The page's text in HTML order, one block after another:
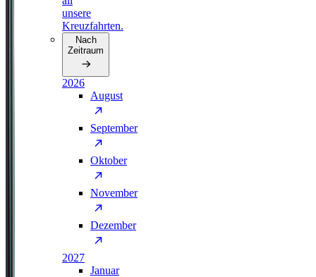
unsere
Kreuzfahrten.
Nach
Zeitraum
2026
August
September
Oktober
November
Dezember
2027
Januar